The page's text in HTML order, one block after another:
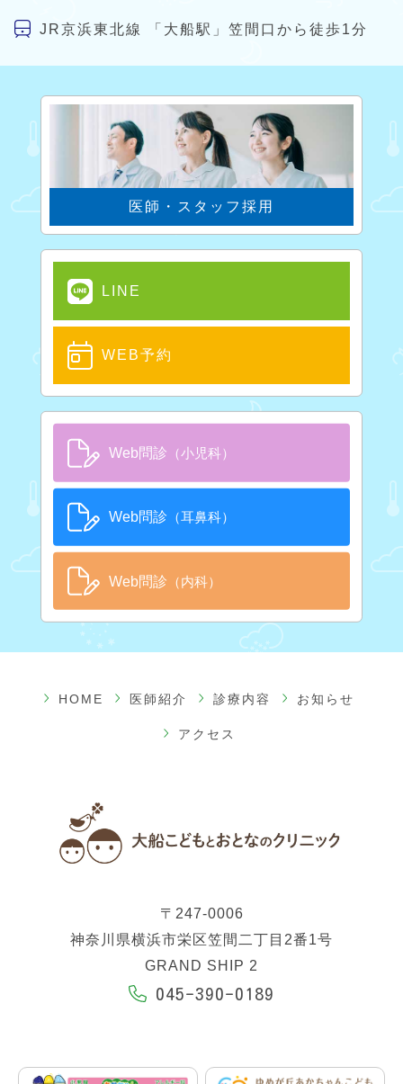
JR京浜東北線 「大船駅」 笠間口から徒歩1分
医師・スタッフ採用
LINE
WEB予約
Web問診 （小児科）
Web問診 （耳鼻科）
Web問診 （内科）
HOME 医師紹介 診療内容 お知らせ
アクセス
〒247-0006
神奈川県横浜市栄区笠間二丁目2番1号
GRAND SHIP 2
045-390-0189